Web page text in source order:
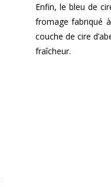
Enfin, le bleu de
fromage fabriqué
couche de cire
fraîcheur.